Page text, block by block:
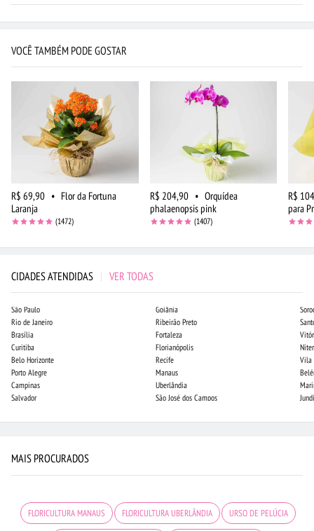
VOCÊ TAMBÉM PODE GOSTAR
R$ 69,90 • Flor da Fortuna
Laranja
(1472)
R$ 204,90 • Orquídea
phalaenopsis pink
(1407)
R$
para
CIDADES ATENDIDAS | VER TODAS
São Paulo
Rio de Janeiro
Brasília
Curitiba
Belo Horizonte
Porto Alegre
Campinas
Salvador
Goiânia
Ribeirão Preto
Fortaleza
Florianópolis
Recife
Manaus
Uberlândia
São José dos Campos
Vila
MAIS PROCURADOS
FLORICULTURA MANAUS FLORICULTURA UBERLÂNDIA URSO DE PELÚCIA